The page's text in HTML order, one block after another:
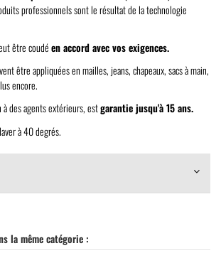
professionnels sont le résultat de la technologie
être coudéen accord avec vos exigences.
être appliquées en mailles, jeans, chapeaux, sacs à main,
encore.
à des agents extérieurs, estgarantie jusqu'à 15 ans.
à 40 degrés.
la même catégorie :